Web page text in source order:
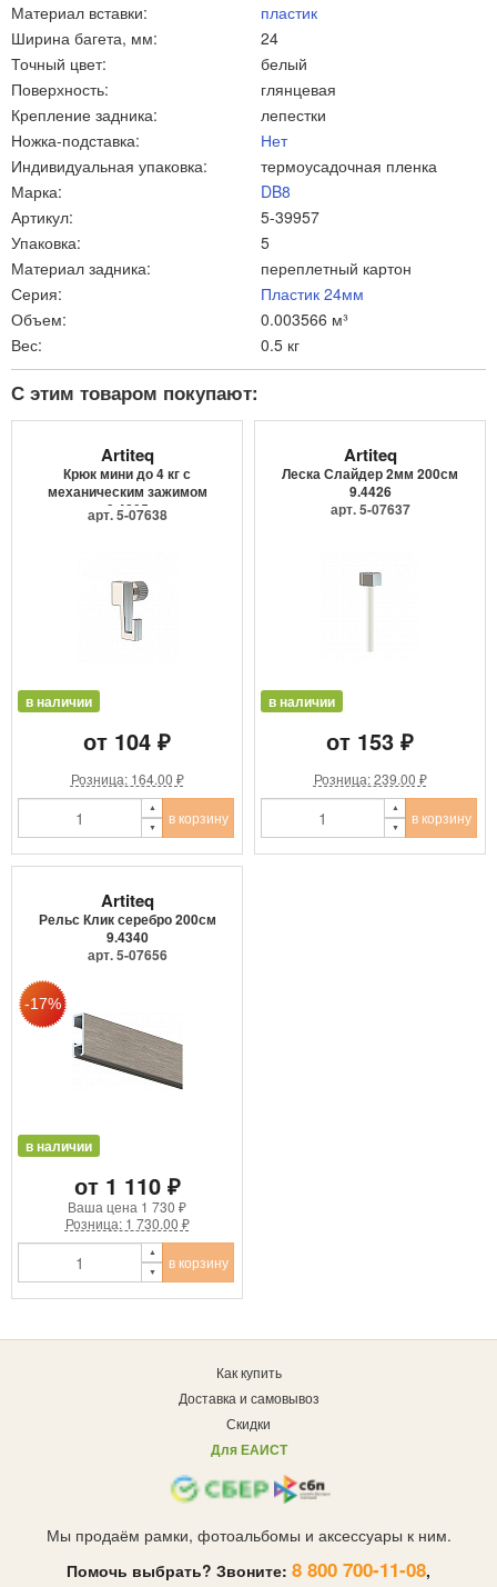
Материал вставки:
пластик
Ширина багета, мм:
24
Точный цвет:
белый
Поверхность:
глянцевая
Крепление задника:
лепестки
Ножка-подставка:
Нет
Индивидуальная упаковка:
термоусадочная пленка
Марка:
DB8
Артикул:
5-39957
Упаковка:
5
Материал задника:
переплетный картон
Серия:
Пластик 24мм
Объем:
0.003566 м³
Вес:
0.5 кг
С этим товаром покупают:
Artiteq
Крюк мини до 4 кг с
механическим зажимом
9.4205
арт. 5-07638
в наличии
от 104 ₽
Розница: 164.00 ₽
в корзину
Artiteq
Леска Слайдер 2мм 200см
9.4426
арт. 5-07637
в наличии
от 153 ₽
Розница: 239.00 ₽
в корзину
Artiteq
Рельс Клик серебро 200см
9.4340
арт. 5-07656
в наличии
от 1 110 ₽
Ваша цена 1 730 ₽
Розница: 1 730.00 ₽
в корзину
Как купить
Доставка и самовывоз
Скидки
Для ЕАИСТ
Мы продаём рамки, фотоальбомы и аксессуары к ним.
Помочь выбрать? Звоните: 8 800 700-11-08,